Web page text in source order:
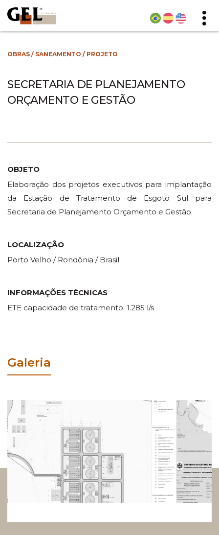
OBRAS / SANEAMENTO / PROJETO
SECRETARIA DE PLANEJAMENTO
ORÇAMENTO E GESTÃO
OBJETO
Elaboração dos projetos executivos para implantação
da Estação de Tratamento de Esgoto Sul para
Secretaria de Planejamento Orçamento e Gestão.
LOCALIZAÇÃO
Porto Velho / Rondônia / Brasil
INFORMAÇÕES TÉCNICAS
ETE capacidade de tratamento: 1.285 l/s
Galeria